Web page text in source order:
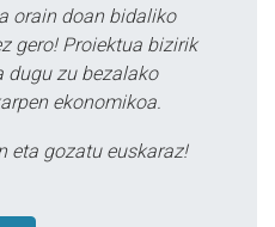
orain doan bidaliko
gero! Proiektua bizirik
dugu zu bezalako
ekonomikoa.
eta gozatu euskaraz!